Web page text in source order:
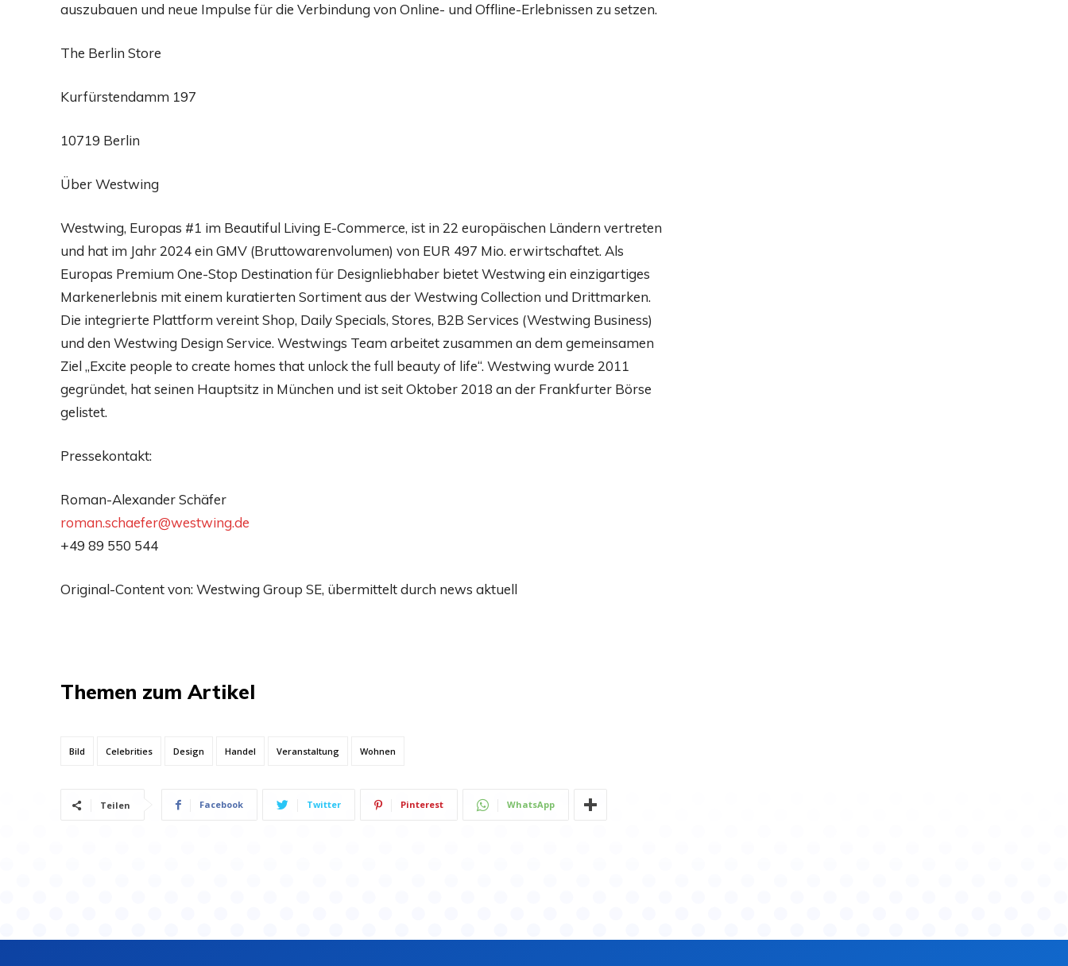
auszubauen und neue Impulse für die Verbindung von Online- und Offline-Erlebnissen zu setzen.
The Berlin Store
Kurfürstendamm 197
10719 Berlin
Über Westwing
Westwing, Europas #1 im Beautiful Living E-Commerce, ist in 22 europäischen Ländern vertreten
und hat im Jahr 2024 ein GMV (Bruttowarenvolumen) von EUR 497 Mio. erwirtschaftet. Als
Europas Premium One-Stop Destination für Designliebhaber bietet Westwing ein einzigartiges
Markenerlebnis mit einem kuratierten Sortiment aus der Westwing Collection und Drittmarken.
Die integrierte Plattform vereint Shop, Daily Specials, Stores, B2B Services (Westwing Business)
und den Westwing Design Service. Westwings Team arbeitet zusammen an dem gemeinsamen
Ziel „Excite people to create homes that unlock the full beauty of life“. Westwing wurde 2011
gegründet, hat seinen Hauptsitz in München und ist seit Oktober 2018 an der Frankfurter Börse
gelistet.
Pressekontakt:
Roman-Alexander Schäfer
roman.schaefer@westwing.de
+49 89 550 544
Original-Content von: Westwing Group SE, übermittelt durch news aktuell
Themen zum Artikel
Bild Celebrities Design Handel Veranstaltung Wohnen
Teilen Facebook Twitter Pinterest WhatsApp